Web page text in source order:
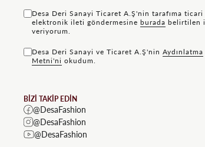
Desa Deri Sanayi Ticaret A.Ş'nin tarafıma ticari
elektronik ileti göndermesine bu rada belirtilen
veriyorum.
Desa Deri Sanayi ve Ticaret A.Ş'nin Aydınlatma
Metni'ni okudum.
BİZİ TAKİP EDİN
@DesaFashion
@DesaFashion
@DesaFashion